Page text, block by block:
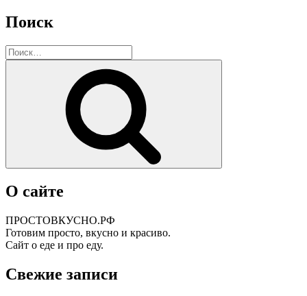
Поиск
Искать:
О сайте
ПРОСТОВКУСНО.РФ
Готовим просто, вкусно и красиво.
Сайт о еде и про еду.
Свежие записи